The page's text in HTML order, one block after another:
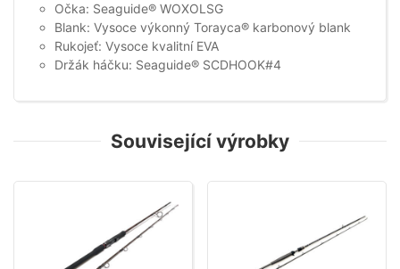
Očka: Seaguide® WOXOLSG
Blank: Vysoce výkonný Torayca® karbonový blank
Rukojeť: Vysoce kvalitní EVA
Držák háčku: Seaguide® SCDHOOK#4
Související výrobky